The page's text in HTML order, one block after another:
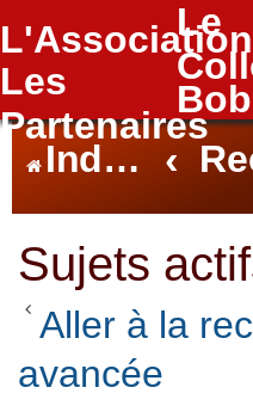
L'Association
Le
Les
Partenaires
FAQ
Index du forum
Sujets
Aller à la
avancée